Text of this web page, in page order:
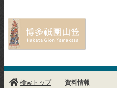
検索トップ 資料情報